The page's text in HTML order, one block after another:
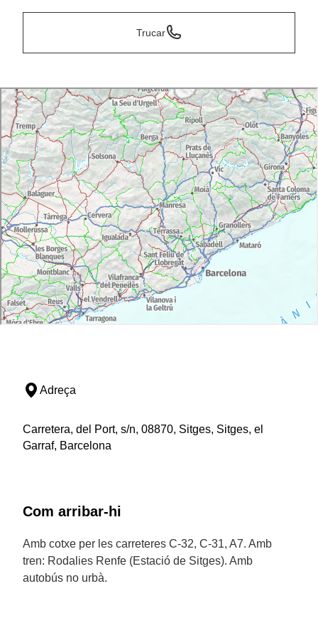
Trucar
Adreça
Carretera, del Port, s/n, 08870, Sitges, Sitges, el
Garraf, Barcelona
Com arribar-hi
Amb cotxe per les carreteres C-32, C-31, A7. Amb
tren: Rodalies Renfe (Estació de Sitges). Amb
autobús no urbà.